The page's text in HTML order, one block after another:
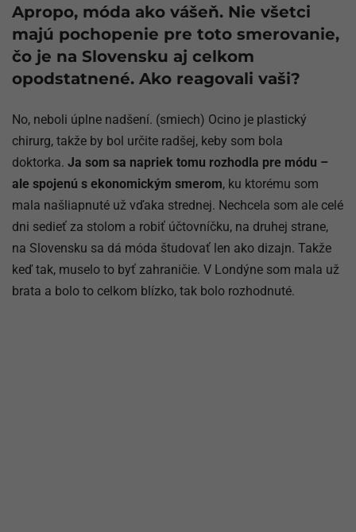
Apropo, móda ako vášeň. Nie všetci
majú pochopenie pre toto smerovanie,
čo je na Slovensku aj celkom
opodstatnené. Ako reagovali vaši?
No, neboli úplne nadšení. (smiech) Ocino je plastický
chirurg, takže by bol určite radšej, keby som bola
doktorka. Ja som sa napriek tomu rozhodla pre módu –
ale spojenú s ekonomickým smerom, ku ktorému som
mala našliapnuté už vďaka strednej. Nechcela som ale celé
dni sedieť za stolom a robiť účtovníčku, na druhej strane,
na Slovensku sa dá móda študovať len ako dizajn. Takže
keď tak, muselo to byť zahraničie. V Londýne som mala už
brata a bolo to celkom blízko, tak bolo rozhodnuté.